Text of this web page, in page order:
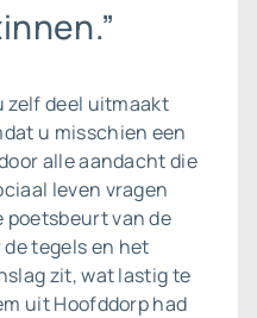
zelf deel uitmaakt
u misschien een
alle aandacht die
leven vragen
poetsbeurt van de
tegels en het
zit, wat lastig te
uit Hoofddorp had